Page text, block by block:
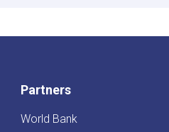
Partners
World Bank